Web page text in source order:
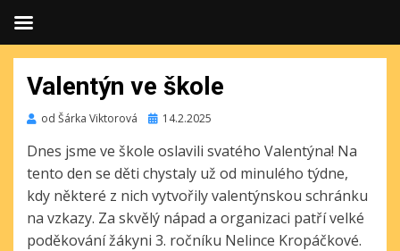
Valentýn ve škole
od Šárka Viktorová Publikováno
14.2.2025
Dnes jsme ve škole oslavili svatého Valentýna! Na
tento den se děti chystaly už od minulého týdne,
kdy některé z nich vytvořily valentýnskou schránku
na vzkazy. Za skvělý nápad a organizaci patří velké
poděkování žákyni 3. ročníku Nelince Kropáčkové.